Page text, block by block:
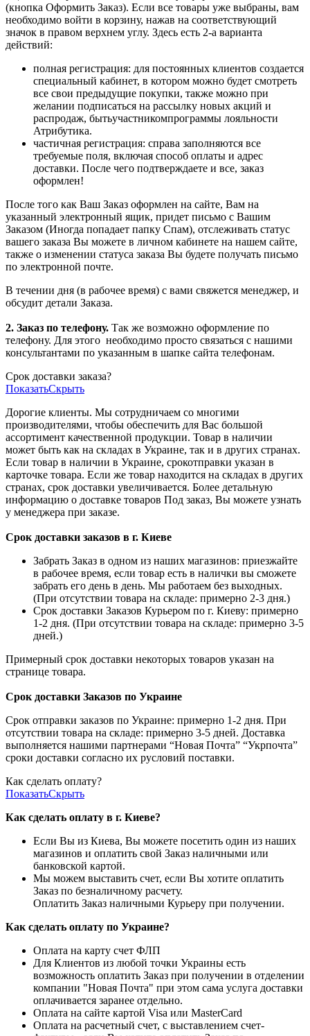
(кнопка Оформить Заказ). Если все товары уже выбраны, вам
необходимо войти в корзину, нажав на соответствующий
значок в правом верхнем углу. Здесь есть 2-а варианта
действий:
полная регистрация: для постоянных клиентов создается
специальный кабинет, в котором можно будет смотреть
все свои предыдущие покупки, также можно при
желании подписаться на рассылку новых акций и
распродаж, бытьучастникомпрограммы лояльности
Атрибутика.
частичная регистрация: справа заполняются все
требуемые поля, включая способ оплаты и адрес
доставки. После чего подтверждаете и все, заказ
оформлен!
После того как Ваш Заказ оформлен на сайте, Вам на
указанный электронный ящик, придет письмо с Вашим
Заказом (Иногда попадает папку Спам), отслеживать статус
вашего заказа Вы можете в личном кабинете на нашем сайте,
также о изменении статуса заказа Вы будете получать письмо
по электронной почте.
В течении дня (в рабочее время) с вами свяжется менеджер, и
обсудит детали Заказа.
2. Заказ по телефону. Так же возможно оформление по
телефону. Для этого необходимо просто связаться с нашими
консультантами по указанным в шапке сайта телефонам.
Срок доставки заказа?
ПоказатьСкрыть
Дорогие клиенты. Мы сотрудничаем со многими
производителями, чтобы обеспечить для Вас большой
ассортимент качественной продукции. Товар в наличии
может быть как на складах в Украине, так и в других странах.
Если товар в наличии в Украине, срокотправки указан в
карточке товара. Если же товар находится на складах в других
странах, срок доставки увеличивается. Более детальную
информацию о доставке товаров Под заказ, Вы можете узнать
у менеджера при заказе.
Срок доставки заказов в г. Киеве
Забрать Заказ в одном из наших магазинов: приезжайте
в рабочее время, если товар есть в налички вы сможете
забрать его день в день. Мы работаем без выходных.
(При отсутствии товара на складе: примерно 2-3 дня.)
Срок доставки Заказов Курьером по г. Киеву: примерно
1-2 дня. (При отсутствии товара на складе: примерно 3-5
дней.)
Примерный срок доставки некоторых товаров указан на
странице товара.
Срок доставки Заказов по Украине
Срок отправки заказов по Украине: примерно 1-2 дня. При
отсутствии товара на складе: примерно 3-5 дней. Доставка
выполняется нашими партнерами “Новая Почта” “Укрпочта”
сроки доставки согласно их русловий поставки.
Как сделать оплату?
ПоказатьСкрыть
Как сделать оплату в г. Киеве?
Если Вы из Киева, Вы можете посетить один из наших
магазинов и оплатить свой Заказ наличными или
банковской картой.
Мы можем выставить счет, если Вы хотите оплатить
Заказ по безналичному расчету.
Оплатить Заказ наличными Курьеру при получении.
Как сделать оплату по Украине?
Оплата на карту счет ФЛП
Для Клиентов из любой точки Украины есть
возможность оплатить Заказ при получении в отделении
компании "Новая Почта" при этом сама услуга доставки
оплачивается заранее отдельно.
Оплата на сайте картой Visa или MasterCard
Оплата на расчетный счет, с выставлением счет-